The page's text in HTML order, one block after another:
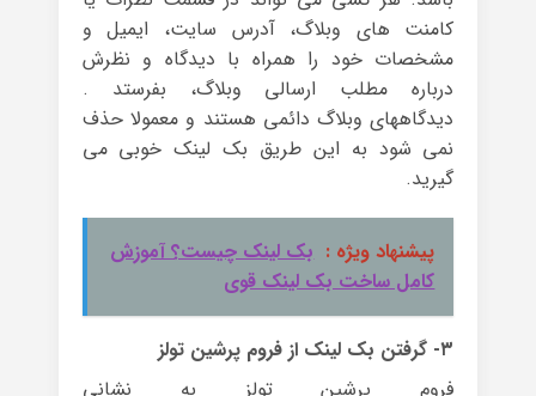
کامنت های وبلاگ، آدرس سایت، ایمیل و
مشخصات خود را همراه با دیدگاه و نظرش
درباره مطلب ارسالی وبلاگ، بفرستد .
دیدگاههای وبلاگ دائمی هستند و معمولا حذف
نمی شود به این طریق بک لینک خوبی می
گیرید.
پیشنهاد ویژه : بک لینک چیست؟ آموزش
کامل ساخت بک لینک قوی
۳- گرفتن بک لینک از فروم پرشین تولز
فروم پرشین تولز به نشانی